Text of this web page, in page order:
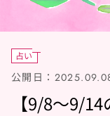
占い
公開日：
【9/8～9/